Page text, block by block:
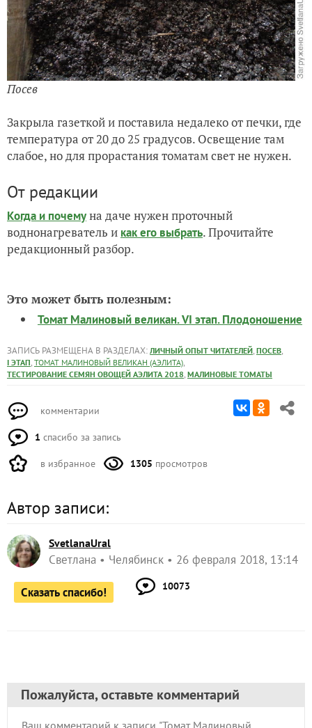
Посев
Закрыла газеткой и поставила недалеко от печки, где
температура от 20 до 25 градусов. Освещение там
слабое, но для прорастания томатам свет не нужен.
От редакции
Когда и почемуна даче нужен проточный
воднонагреватель и как его выбрать. Прочитайте
редакционный разбор.
Это может быть полезным:
Томат Малиновый великан. VI этап. Плодоношение
ЗАПИСЬ РАЗМЕЩЕНА В РАЗДЕЛАХ: ЛИЧНЫЙ ОПЫТ ЧИТАТЕЛЕЙ, ПОСЕВ,
I ЭТАП, ТОМАТ МАЛИНОВЫЙ ВЕЛИКАН (АЭЛИТА),
ТЕСТИРОВАНИЕ СЕМЯН ОВОЩЕЙ АЭЛИТА 2018, МАЛИНОВЫЕ ТОМАТЫ
комментарии
1 спасибо за запись
в избранное 1305 просмотров
Автор записи:
SvetlanaUral
Светлана Челябинск 26 февраля 2018, 13:14
Сказать спасибо! 10073
Пожалуйста, оставьте комментарий